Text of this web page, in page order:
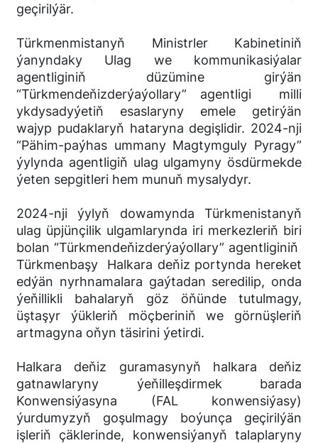
geçirilýär.
Türkmenmistanyň Ministrler Kabinetiniň
ýanyndaky Ulag we kommunikasiýalar
agentliginiň düzümine girýän
“Türkmendeňizderýaýollary” agentligi milli
ykdysadyýetiň esaslaryny emele getirýän
wajyp pudaklaryň hataryna degişlidir. 2024-nji
“Pähim-paýhas ummany Magtymguly Pyragy”
ýylynda agentligiň ulag ulgamyny ösdürmekde
ýeten sepgitleri hem munuň mysalydyr.
2024-nji ýylyň dowamynda Türkmenistanyň
ulag üpjünçilik ulgamlarynda iri merkezleriň biri
bolan “Türkmendeňizderýaýollary” agentliginiň
Türkmenbaşy Halkara deňiz portynda hereket
edýän nyrhnamalara gaýtadan seredilip, onda
ýeňillikli bahalaryň göz öňünde tutulmagy,
üştaşyr ýükleriň möçberiniň we görnüşleriň
artmagyna oňyn täsirini ýetirdi.
Halkara deňiz guramasynyň halkara deňiz
gatnawlaryny ýeňilleşdirmek barada
Konwensiýasyna (FAL konwensiýasy)
ýurdumyzyň goşulmagy boýunça geçirilýän
işleriň çäklerinde, konwensiýanyň talaplaryny